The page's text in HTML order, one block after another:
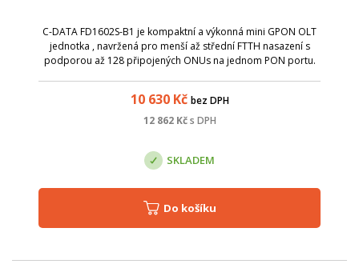
C-DATA FD1602S-B1 je kompaktní a výkonná mini GPON OLT
jednotka , navržená pro menší až střední FTTH nasazení s
podporou až 128 připojených ONUs na jednom PON portu.
10 630Kč bez DPH
12 862Kč s DPH
SKLADEM
Do košíku